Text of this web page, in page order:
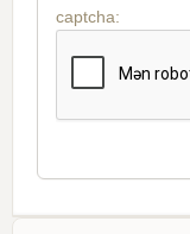
captcha: